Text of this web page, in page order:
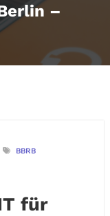
–
BBRB
für